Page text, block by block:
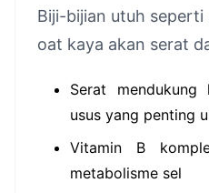
Biji-bijian utuh
oat kaya akan serat
Serat mendukung
usus yang penting
Vitamin B
metabolisme sel